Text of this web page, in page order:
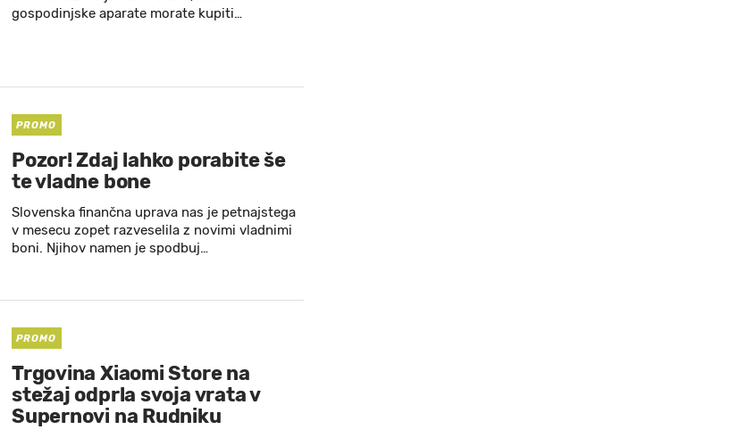
gospodinjske aparate morate kupiti…
PROMO
Pozor! Zdaj lahko porabite še
te vladne bone
Slovenska finančna uprava nas je petnajstega
v mesecu zopet razveselila z novimi vladnimi
boni. Njihov namen je spodbuj…
PROMO
Trgovina Xiaomi Store na
stežaj odprla svoja vrata v
Supernovi na Rudniku